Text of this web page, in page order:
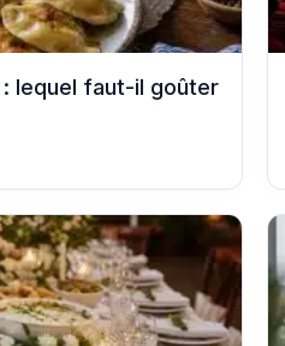
: lequel faut-il goûter